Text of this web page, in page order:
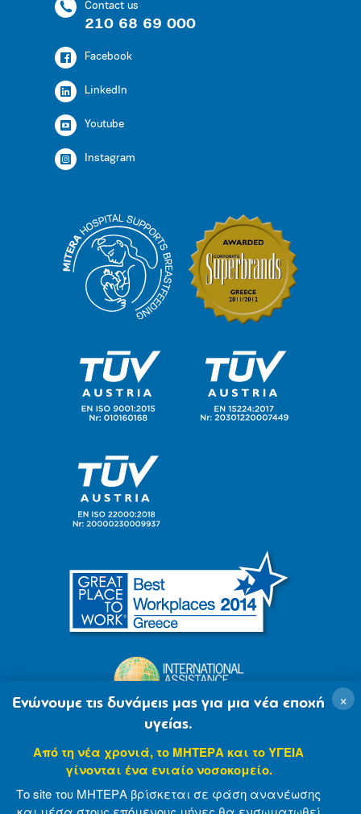
Contact us
210 68 69 000
Facebook
LinkedIn
Youtube
Instagram
×
Ενώνουμε τις δυνάμεις μας για μια νέα εποχή
υγείας.
Από τη νέα χρονιά, το ΜΗΤΕΡΑ και το ΥΓΕΙΑ
γίνονται ένα ενιαίο νοσοκομείο.
Το site του ΜΗΤΕΡΑ βρίσκεται σε φάση ανανέωσης